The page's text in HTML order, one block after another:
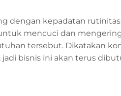
dengan kepadatan
mencuci dan
tersebut. Dikatakan
bisnis ini akan terus